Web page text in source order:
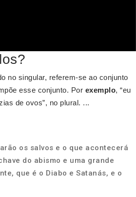
no singular, referem-se ao conjunto
esse conjunto. Por exemplo, “eu
de ovos”, no plural. ...
os salvos e o que acontecerá
do abismo e uma grande
que é o Diabo e Satanás, e o